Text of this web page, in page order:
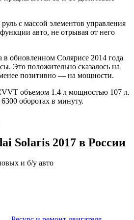
с массой элементов управления
авто, не отрывая от него
в обновленном Солярисе 2014 года
Это положительно сказалось на
позитивно — на мощности.
объемом 1.4 л мощностью 107 л.
оборотах в минуту.
Solaris 2017 в России
и б/у авто